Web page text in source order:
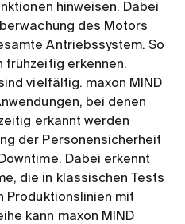
hinweisen. Dabei
des Motors
Antriebssystem. So
frühzeitig erkennen.
vielfältig. maxon MIND
bei denen
erkannt werden
der Personensicherheit
Dabei erkennt
die in klassischen Tests
Produktionslinien mit
kann maxon MIND